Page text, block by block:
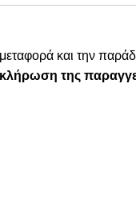
μεταφορά και την
της